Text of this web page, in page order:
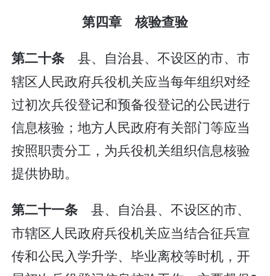
第四章 核验查验
第二十条 县、自治县、不设区的市、市
辖区人民政府兵役机关应当每年组织对经
过初次兵役登记和预备役登记的公民进行
信息核验；地方人民政府有关部门等应当
按照职责分工，为兵役机关组织信息核验
提供协助。
第二十一条 县、自治县、不设区的市、
市辖区人民政府兵役机关应当结合征兵宣
传和公民入学升学、毕业离校等时机，开